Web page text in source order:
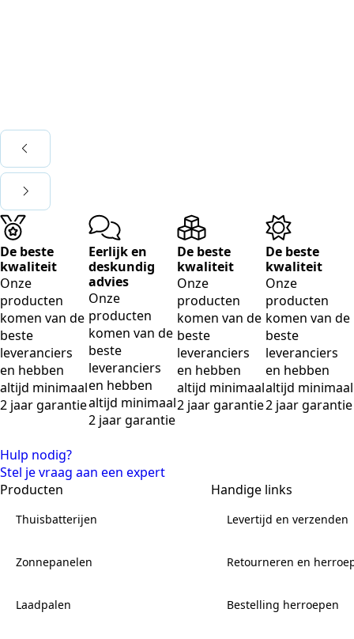
De beste
kwaliteit
Onze
producten
komen van de
beste
leveranciers
en hebben
altijd minimaal
2 jaar garantie
Eerlijk en
deskundig
advies
Onze
producten
komen van de
beste
leveranciers
en hebben
altijd minimaal
2 jaar garantie
De beste
kwaliteit
Onze
producten
komen van de
beste
leveranciers
en hebben
altijd minimaal
2 jaar garantie
De beste
kwaliteit
Onze
producten
komen van de
beste
leveranciers
en hebben
altijd minimaal
2 jaar garantie
Hulp nodig?
Stel je vraag aan een expert
Producten
Thuisbatterijen
Zonnepanelen
Laadpalen
Handige links
Levertijd en verzenden
Retourneren en
Bestelling herroepen